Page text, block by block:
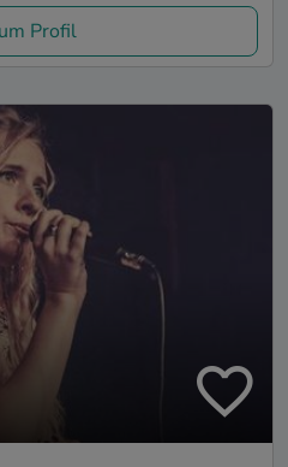
Profil